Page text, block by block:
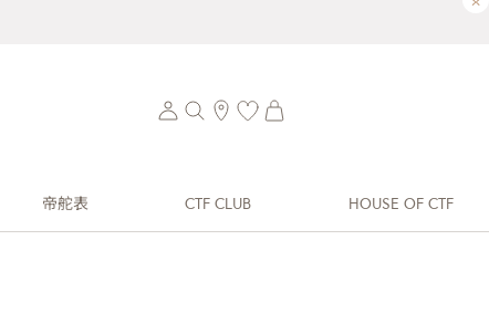
帝舵表 CTF CLUB HOUSE OF CTF